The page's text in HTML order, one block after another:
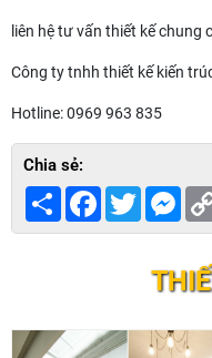
liên hệ tư vấn thiết kế chung
Công ty tnhh thiết kế kiến
Hotline: 0969 963 835
Chia sẻ:
Share Facebook
Twitter